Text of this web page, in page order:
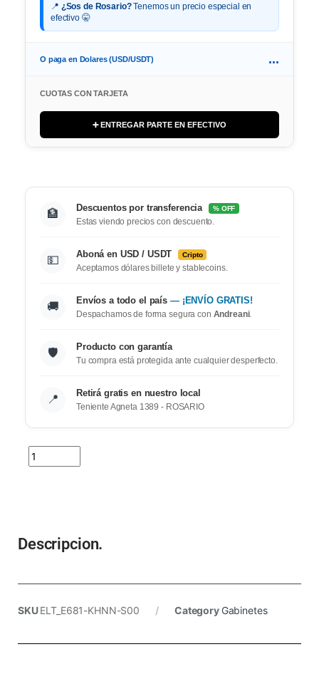
📍 ¿Sos de Rosario?Tenemos un precio especial en
efectivo 🤫
O paga en Dolares (USD/USDT) ...
CUOTAS CON TARJETA
➕ ENTREGAR PARTE EN EFECTIVO
🏦 Descuentos por transferencia % OFF
Estas viendo precios con descuento.
💵 Aboná en USD / USDT Cripto
Aceptamos dólares billete y stablecoins.
🚚 Envíos a todo el país — ¡ENVÍO GRATIS!
Despachamos de forma segura con Andreani.
🛡️ Producto con garantía
Tu compra está protegida ante cualquier desperfecto.
📍 Retirá gratis en nuestro local
Teniente Agneta 1389 - ROSARIO
Descripcion.
SKUELT_E681-KHNN-S00 Category Gabinetes